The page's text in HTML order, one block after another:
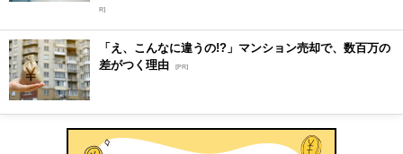
R]
「え、こんなに違うの!?」マンション売却で、数百万の
差がつく理由 [PR]